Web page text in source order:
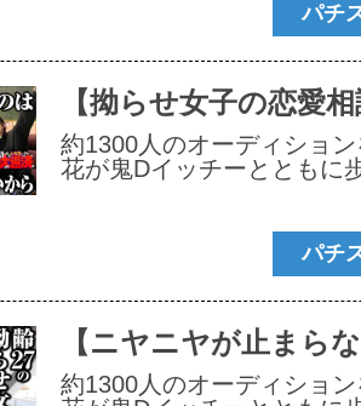
パチ
【拗らせ女子の恋愛
約1300人のオーディショ
花が鬼Dイッチーとともに
パチ
【ニヤニヤが止まら
約1300人のオーディショ